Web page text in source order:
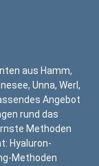
aus Hamm,
Unna, Werl,
Angebot
rund das
Methoden
Hyaluron-
Methoden